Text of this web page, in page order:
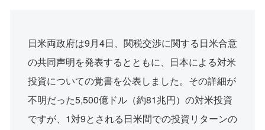
日米両政府は9月4日、関税交渉に関する日米合意
の共同声明を発表するとともに、日本による対米
投資についての覚書を公表しました。その詳細が
不明だった5,500億ドル（約81兆円）の対米投資
ですが、1対9とされる日米間での投資リターンの